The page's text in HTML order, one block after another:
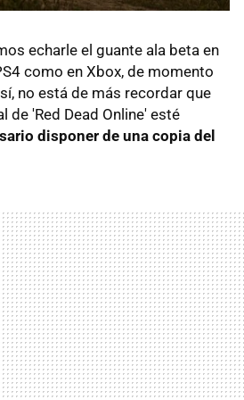
echarle el guante ala beta en
como en Xbox, de momento
no está de más recordar que
de 'Red Dead Online' esté
disponer de una copia del